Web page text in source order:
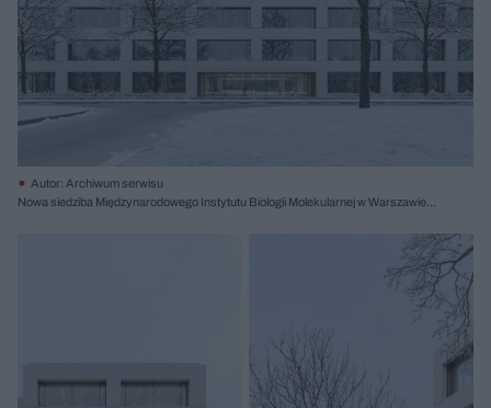
Autor: Archiwum serwisu
Nowa siedziba Międzynarodowego Instytutu Biologii Molekularnej w Warszawie,